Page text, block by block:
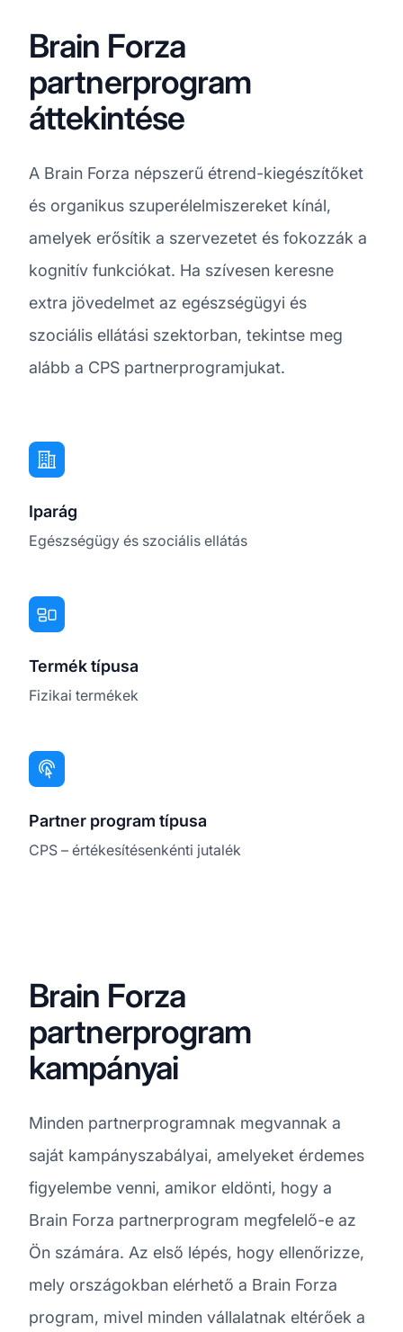
Brain Forza
partnerprogram
áttekintése
A Brain Forza népszerű étrend-kiegészítőket
és organikus szuperélelmiszereket kínál,
amelyek erősítik a szervezetet és fokozzák a
kognitív funkciókat. Ha szívesen keresne
extra jövedelmet az egészségügyi és
szociális ellátási szektorban, tekintse meg
alább a CPS partnerprogramjukat.
Iparág
Egészségügy és szociális ellátás
Termék típusa
Fizikai termékek
Partner program típusa
CPS – értékesítésenkénti jutalék
Brain Forza
partnerprogram
kampányai
Minden partnerprogramnak megvannak a
saját kampányszabályai, amelyeket érdemes
figyelembe venni, amikor eldönti, hogy a
Brain Forza partnerprogram megfelelő-e az
Ön számára. Az első lépés, hogy ellenőrizze,
mely országokban elérhető a Brain Forza
program, mivel minden vállalatnak eltérőek a